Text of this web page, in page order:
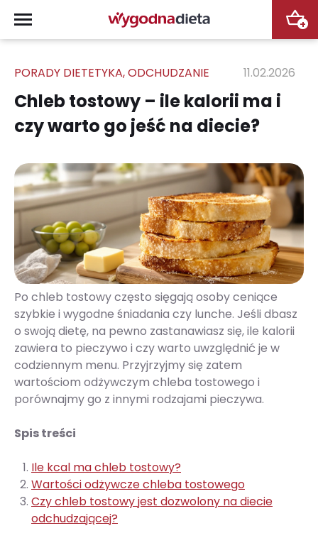
+
PORADY DIETETYKA,ODCHUDZANIE 11.02.2026
Chleb tostowy – ile kalorii ma i
czy warto go jeść na diecie?
Po chleb tostowy często sięgają osoby ceniące
szybkie i wygodne śniadania czy lunche. Jeśli dbasz
o swoją dietę, na pewno zastanawiasz się, ile kalorii
zawiera to pieczywo i czy warto uwzględnić je w
codziennym menu. Przyjrzyjmy się zatem
wartościom odżywczym chleba tostowego i
porównajmy go z innymi rodzajami pieczywa.
Spis treści
Ile kcal ma chleb tostowy?
Wartości odżywcze chleba tostowego
Czy chleb tostowy jest dozwolony na diecie
odchudzającej?